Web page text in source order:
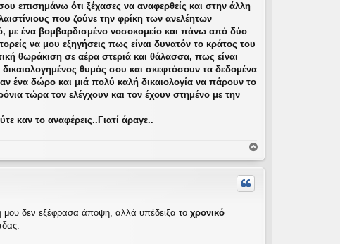
επισημάνω ότι ξέχασες να αναφερθείς και στην άλλη
που ζούνε την φρίκη των ανελέητων
με ένα βομβαρδισμένο νοσοκομείο και πάνω από δύο
να μου εξηγήσεις πως είναι δυνατόν το κράτος του
θωράκιση σε αέρα στεριά και θάλασσα, πως είναι
θυμός σου και σκεφτόσουν τα δεδομένα
ένα δώρο και μιά πολύ καλή δικαιολογία να πάρουν το
τώρα τον ελέγχουν και τον έχουν στημένο με την
καν το αναφέρεις..Γιατί άραγε..
ο
ρ
μου δεν εξέφρασα άποψη, αλλά υπέδειξα το χρονικό